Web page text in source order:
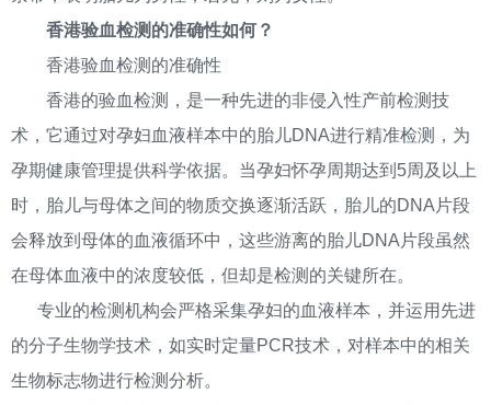
香港验血检测的准确性如何？
香港验血检测的准确性
香港的验血检测，是一种先进的非侵入性产前检测技
术，它通过对孕妇血液样本中的胎儿DNA进行精准检测，为
孕期健康管理提供科学依据。当孕妇怀孕周期达到5周及以上
时，胎儿与母体之间的物质交换逐渐活跃，胎儿的DNA片段
会释放到母体的血液循环中，这些游离的胎儿DNA片段虽然
在母体血液中的浓度较低，但却是检测的关键所在。
专业的检测机构会严格采集孕妇的血液样本，并运用先进
的分子生物学技术，如实时定量PCR技术，对样本中的相关
生物标志物进行检测分析。